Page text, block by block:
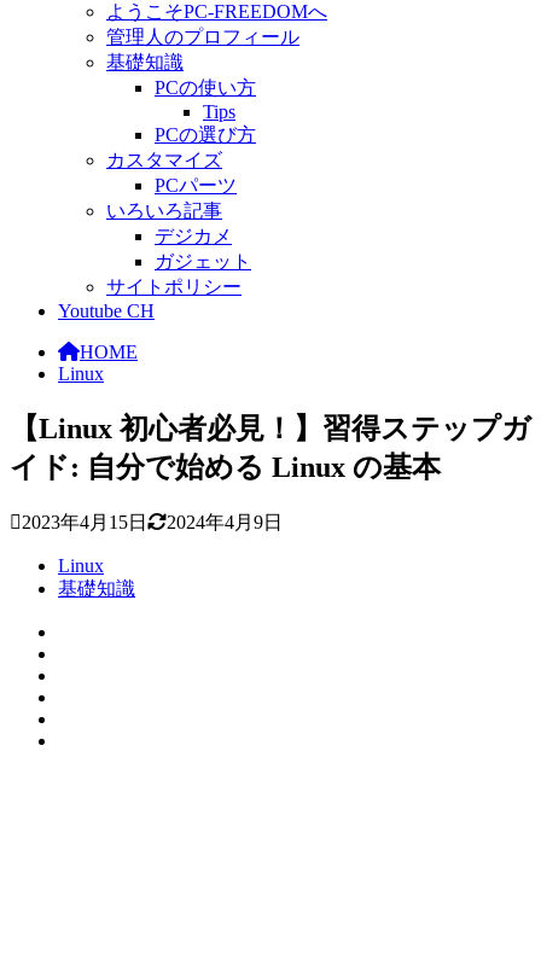
ようこそPC-FREEDOMへ
管理人のプロフィール
基礎知識
PCの使い方
Tips
PCの選び方
カスタマイズ
PCパーツ
いろいろ記事
デジカメ
ガジェット
サイトポリシー
Youtube CH
HOME
Linux
【Linux 初心者必見！】習得ステップガ
イド: 自分で始める Linux の基本
2023年4月15日 2024年4月9日
Linux
基礎知識